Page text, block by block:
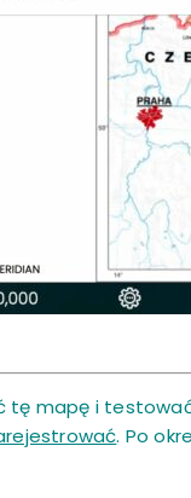
tę mapę i
. Po